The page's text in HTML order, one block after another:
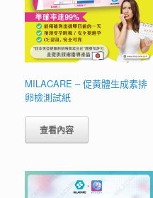
MILACARE – 促黃體生成素排
卵檢測試紙
查看內容